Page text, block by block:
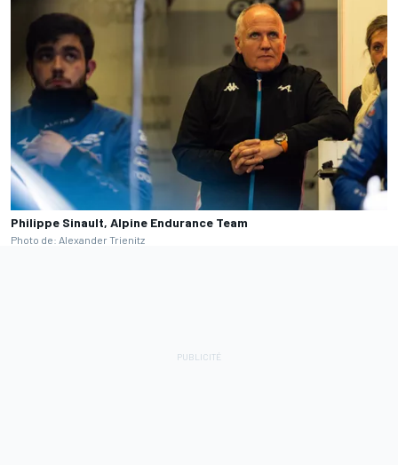
Philippe Sinault, Alpine Endurance Team
Photo de: Alexander Trienitz